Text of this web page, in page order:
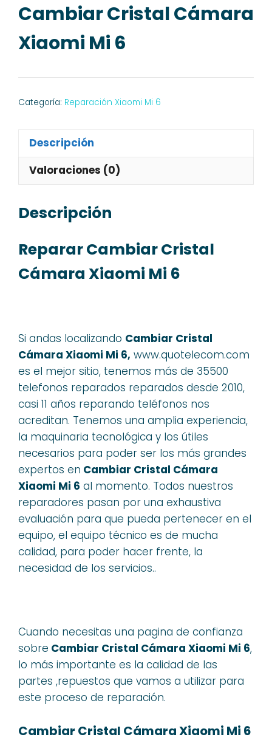
Cambiar Cristal Cámara
Xiaomi Mi 6
Categoría: Reparación Xiaomi Mi 6
Descripción
Valoraciones (0)
Descripción
Reparar Cambiar Cristal
Cámara Xiaomi Mi 6
Si andas localizando Cambiar Cristal
Cámara Xiaomi Mi 6, www.quotelecom.com
es el mejor sitio, tenemos más de 35500
telefonos reparados reparados desde 2010,
casi 11 años reparando teléfonos nos
acreditan. Tenemos una amplia experiencia,
la maquinaria tecnológica y los útiles
necesarios para poder ser los más grandes
expertos en Cambiar Cristal Cámara
Xiaomi Mi 6 al momento. Todos nuestros
reparadores pasan por una exhaustiva
evaluación para que pueda pertenecer en el
equipo, el equipo técnico es de mucha
calidad, para poder hacer frente, la
necesidad de los servicios..
Cuando necesitas una pagina de confianza
sobre Cambiar Cristal Cámara Xiaomi Mi 6,
lo más importante es la calidad de las
partes ,repuestos que vamos a utilizar para
este proceso de reparación.
Cambiar Cristal Cámara Xiaomi Mi 6